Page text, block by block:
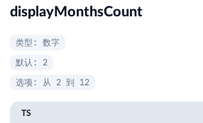
displayMonthsCount
类型: 数字
默认: 2
选项: 从 2 到 12
TS